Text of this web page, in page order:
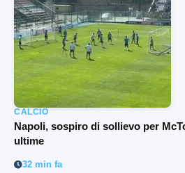
CALCIO
Napoli, sospiro di sollievo per
ultime
32 min fa